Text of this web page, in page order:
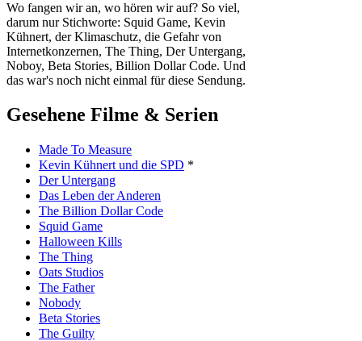
Wo fangen wir an, wo hören wir auf? So viel,
darum nur Stichworte: Squid Game, Kevin
Kühnert, der Klimaschutz, die Gefahr von
Internetkonzernen, The Thing, Der Untergang,
Noboy, Beta Stories, Billion Dollar Code. Und
das war's noch nicht einmal für diese Sendung.
Gesehene Filme & Serien
Made To Measure
Kevin Kühnert und die SPD *
Der Untergang
Das Leben der Anderen
The Billion Dollar Code
Squid Game
Halloween Kills
The Thing
Oats Studios
The Father
Nobody
Beta Stories
The Guilty